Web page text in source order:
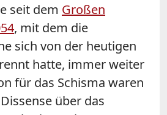
seit dem Großen
, mit dem die
sich von der heutigen
hatte, immer weiter
für das Schisma waren
über das